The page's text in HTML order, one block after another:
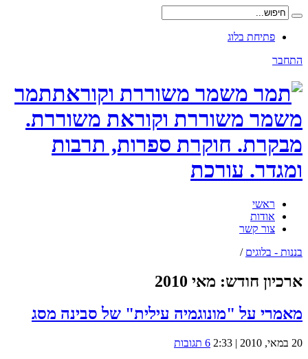
פתיחת בלוג
התחבר
תמר
משמר משוררת וקוראת משוררת.
מבקרת. חוקרת ספרות, תרבות
ומגדר. עורכת
ראשי
אודות
צור קשר
בננות - בלוגים /
ארכיון חודש: מאי 2010
מאמרי על "מונוגמיה עילית" של סבינה מסג
20 במאי, 2010 | 2:33
6 תגובות